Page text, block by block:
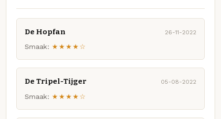
De Hopfan 26-11-2022
Smaak: ★★★★☆
De Tripel-Tijger 05-08-2022
Smaak: ★★★★☆